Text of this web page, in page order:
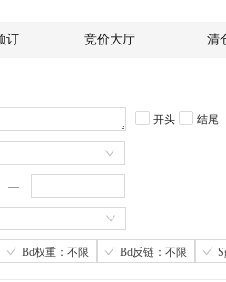
订 竞价大厅 清
开头 结尾
Bd权重：不限 Bd反链：不限